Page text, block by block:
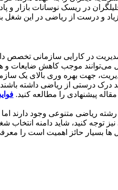
در ریسک نوسانات بازار
و درست از ریاضی در این شغل
در کارایی سازمانی تخصص
می‌توانند موجب کاهش ضایعات و
جهت بهره وری بالای یک
درک درستی از ریاضی داشته
مقاله پیشنهادی را مطالعه کنید.
ریاضی متنوعی وجود دارند
توجه کنید، شاید دامنه
بسیار حائز اهمیت است را